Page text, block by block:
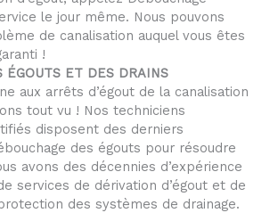
le jour même. Nous pouvons
de canalisation auquel vous êtes
!
ÉGOUTS ET DES DRAINS
aux arrêts d’égout de la canalisation
tout vu ! Nos techniciens
disposent des derniers
des égouts pour résoudre
avons des décennies d’expérience
services de dérivation d’égout et de
des systèmes de drainage.